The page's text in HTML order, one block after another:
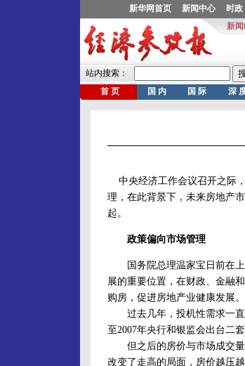
中央经济工作会议召开之际
理，在此背景下，未来房地产
起。
政策偏向市场管理
国务院总理温家宝日前在上
展的重要位置，在财政、金融
购房，促进房地产业健康发展。
过去几年，投机性需求一直
至2007年央行和银监会出台二
但之后的房价与市场成交量
改变了走高的局面，房价越压